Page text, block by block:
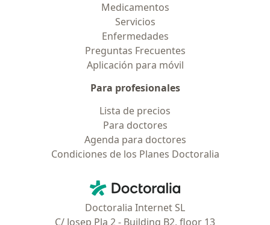
Medicamentos
Servicios
Enfermedades
Preguntas Frecuentes
Aplicación para móvil
Para profesionales
Lista de precios
Para doctores
Agenda para doctores
Condiciones de los Planes Doctoralia
Doctoralia - Página de inicio
Doctoralia Internet SL
C/ Josep Pla 2 - Building B2, floor 13